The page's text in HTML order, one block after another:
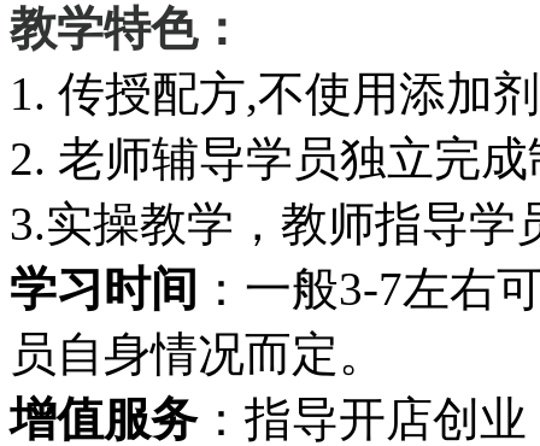
教学特色：
1. 传授配方,不使用添加
2. 老师辅导学员独立完
3.实操教学，教师指导学
学习时间 ：一般3-7左右
员自身情况而定。
增值服务：指导开店创